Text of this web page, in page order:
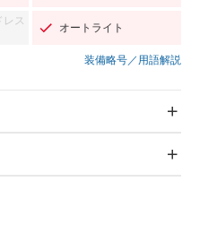
レス
オートライト
装備略号／用語解説